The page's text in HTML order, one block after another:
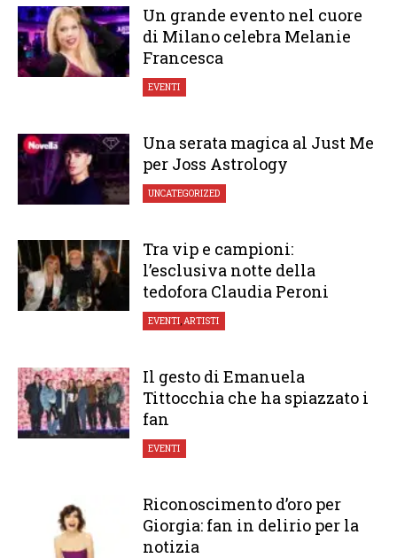
Un grande evento nel cuore
di Milano celebra Melanie
Francesca
EVENTI
Una serata magica al Just Me
per Joss Astrology
UNCATEGORIZED
Tra vip e campioni:
l’esclusiva notte della
tedofora Claudia Peroni
EVENTI,ARTISTI
Il gesto di Emanuela
Tittocchia che ha spiazzato i
fan
EVENTI
Riconoscimento d’oro per
Giorgia: fan in delirio per la
notizia